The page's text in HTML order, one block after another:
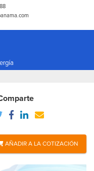
AÑADIR A LA COTIZACIÓN